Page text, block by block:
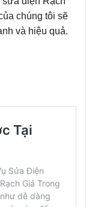
chúng tôi sẽ
và hiệu quả.